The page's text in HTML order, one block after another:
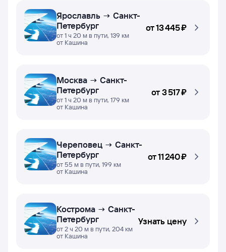
Ярославль → Санкт-
Петербург
от 1 ч 20 м в пути, 139 км
от Кашина
от13 ⁠445 ⁠₽
Москва → Санкт-
Петербург
от 1 ч 20 м в пути, 179 км
от Кашина
от3 ⁠517 ⁠₽
Череповец → Санкт-
Петербург
от 55 м в пути, 199 км
от Кашина
от11 ⁠240 ⁠₽
Кострома → Санкт-
Петербург
от 2 ч 20 м в пути, 204 км
от Кашина
Узнать цену